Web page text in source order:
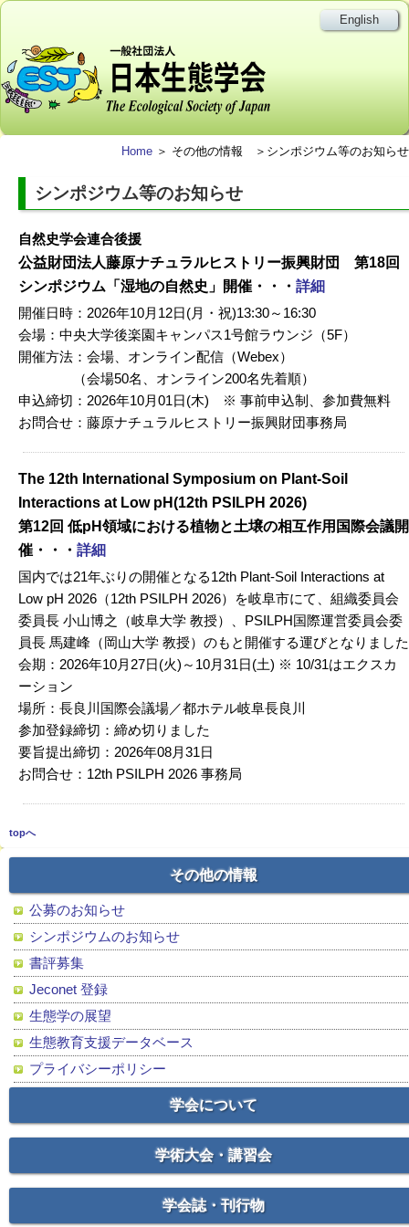
English
その他の情報
公募のお知らせ
シンポジウムのお知らせ
書評募集
Jeconet 登録
生態学の展望
生態教育支援データベース
プライバシーポリシー
学会について
学術大会・講習会
学会誌・刊行物
Home ＞ その他の情報 ＞シンポジウム等のお知らせ
シンポジウム等のお知らせ
自然史学会連合後援
公益財団法人藤原ナチュラルヒストリー振興財団 第18回
シンポジウム「湿地の自然史」開催・・・ 詳細
開催日時：2026年10月12日(月・祝)13:30～16:30
会場：中央大学後楽園キャンパス1号館ラウンジ（5F）
開催方法：会場、オンライン配信（Webex）
（会場50名、オンライン200名先着順）
申込締切：2026年10月01日(木) ※ 事前申込制、参加費無料
お問合せ：藤原ナチュラルヒストリー振興財団事務局
The 12th International Symposium on Plant-Soil
Interactions at Low pH(12th PSILPH 2026)
第12回 低pH領域における植物と土壌の相互作用国際会議開
催・・・ 詳細
国内では21年ぶりの開催となる12th Plant‑Soil Interactions at
Low pH 2026（12th PSILPH 2026）を岐阜市にて、組織委員会
委員長 小山博之（岐阜大学 教授）、PSILPH国際運営委員会委
員長 馬建峰（岡山大学 教授）のもと開催する運びとなりました
会期：2026年10月27日(火)～10月31日(土) ※ 10/31はエクスカ
ーション
場所：長良川国際会議場／都ホテル岐阜長良川
参加登録締切：締め切りました
要旨提出締切：2026年08月31日
お問合せ：12th PSILPH 2026 事務局
topへ